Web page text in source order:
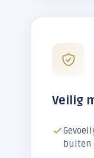
Veilig
buiten